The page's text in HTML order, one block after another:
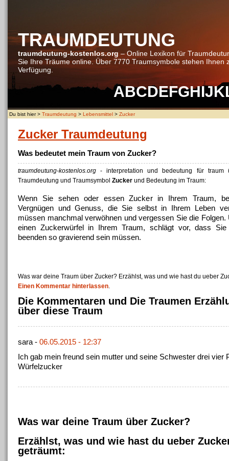
TRAUMDEUTUNG
traumdeutung-kostenlos.org– Online Lexikon für
Sie Ihre Träume online. Über 7770 Traumsymbole stehen Ihnen
Verfügung.
ABCDEFGHIJK
Du bist hier > Traumdeutung > Lebensmittel > Zucker
Zucker Traumdeutung
Was bedeutet mein Traum von Zucker?
traumdeutung-kostenlos.org - interpretation und bedeutung für
Traumdeutung und Traumsymbol Zucker und Bedeutung im Traum:
Wenn Sie sehen oder essen Zucker in Ihrem Traum,
Vergnügen und Genuss, die Sie selbst in Ihrem Leben
müssen manchmal verwöhnen und vergessen Sie die Folgen.
einen Zuckerwürfel in Ihrem Traum, schlägt vor, dass Sie
beenden so gravierend sein müssen.
Was war deine Traum über Zucker? Erzählst, was und wie hast du ueber
Einen Kommentar hinterlassen.
Die Kommentaren und Die Traumen
über diese Traum
sara - 06.05.2015 - 12:37
Ich gab mein freund sein mutter und seine Schwester drei vier
Würfelzucker
Was war deine Traum über Zucker?
Erzählst, was und wie hast du ueber
geträumt: